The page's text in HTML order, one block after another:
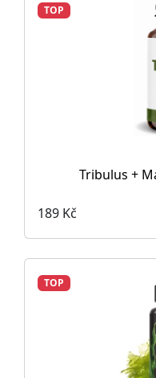
TOP
Tribulus +
189 Kč
TOP